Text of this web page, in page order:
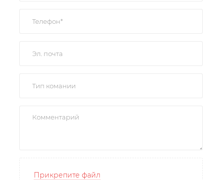
Прикрепите файл